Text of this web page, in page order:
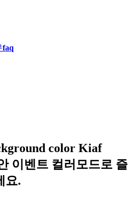
faq
color Kiaf
이벤트 컬러모드로 즐
요.